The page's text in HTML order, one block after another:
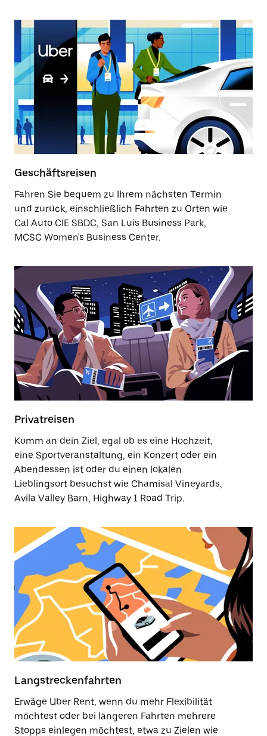
Geschäftsreisen
Fahren Sie bequem zu Ihrem nächsten Termin
und zurück, einschließlich Fahrten zu Orten wie
Cal Auto CIE SBDC, San Luis Business Park,
MCSC Women's Business Center.
Privatreisen
Komm an dein Ziel, egal ob es eine Hochzeit,
eine Sportveranstaltung, ein Konzert oder ein
Abendessen ist oder du einen lokalen
Lieblingsort besuchst wie Chamisal Vineyards,
Avila Valley Barn, Highway 1 Road Trip.
Langstreckenfahrten
Erwäge Uber Rent, wenn du mehr Flexibilität
möchtest oder bei längeren Fahrten mehrere
Stopps einlegen möchtest, etwa zu Zielen wie